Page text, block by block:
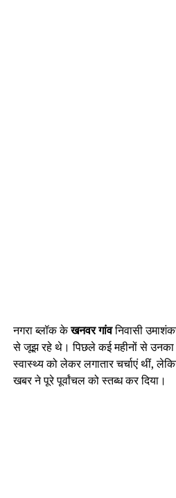
नगरा ब्लॉक केखनवर गांवनिवासी
से जूझ रहे थे। पिछले कई महीनों से
स्वास्थ्य को लेकर लगातार चर्चाएं थीं,
खबर ने पूरे पूर्वांचल को स्तब्ध कर दिया।